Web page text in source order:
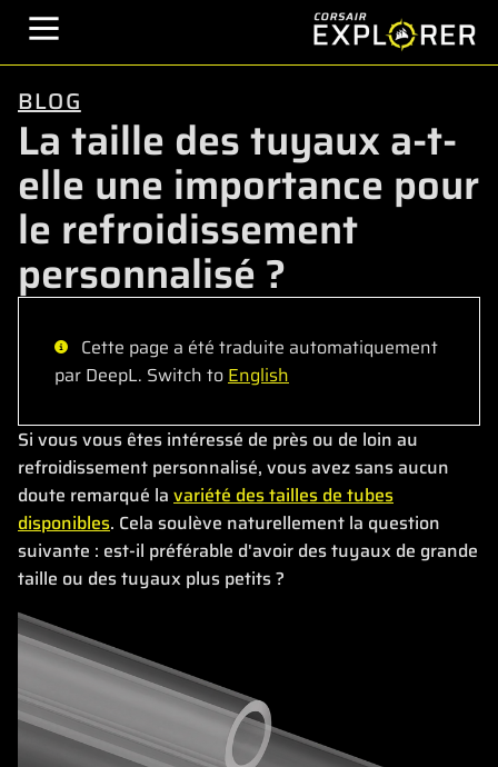
BLOG
La taille des tuyaux a-t-
elle une importance pour
le refroidissement
personnalisé ?
Cette page a été traduite automatiquement
par DeepL. Switch toEnglish
Si vous vous êtes intéressé de près ou de loin au
refroidissement personnalisé, vous avez sans aucun
doute remarqué la variété des tailles de tubes
disponibles. Cela soulève naturellement la question
suivante : est-il préférable d'avoir des tuyaux de grande
taille ou des tuyaux plus petits ?